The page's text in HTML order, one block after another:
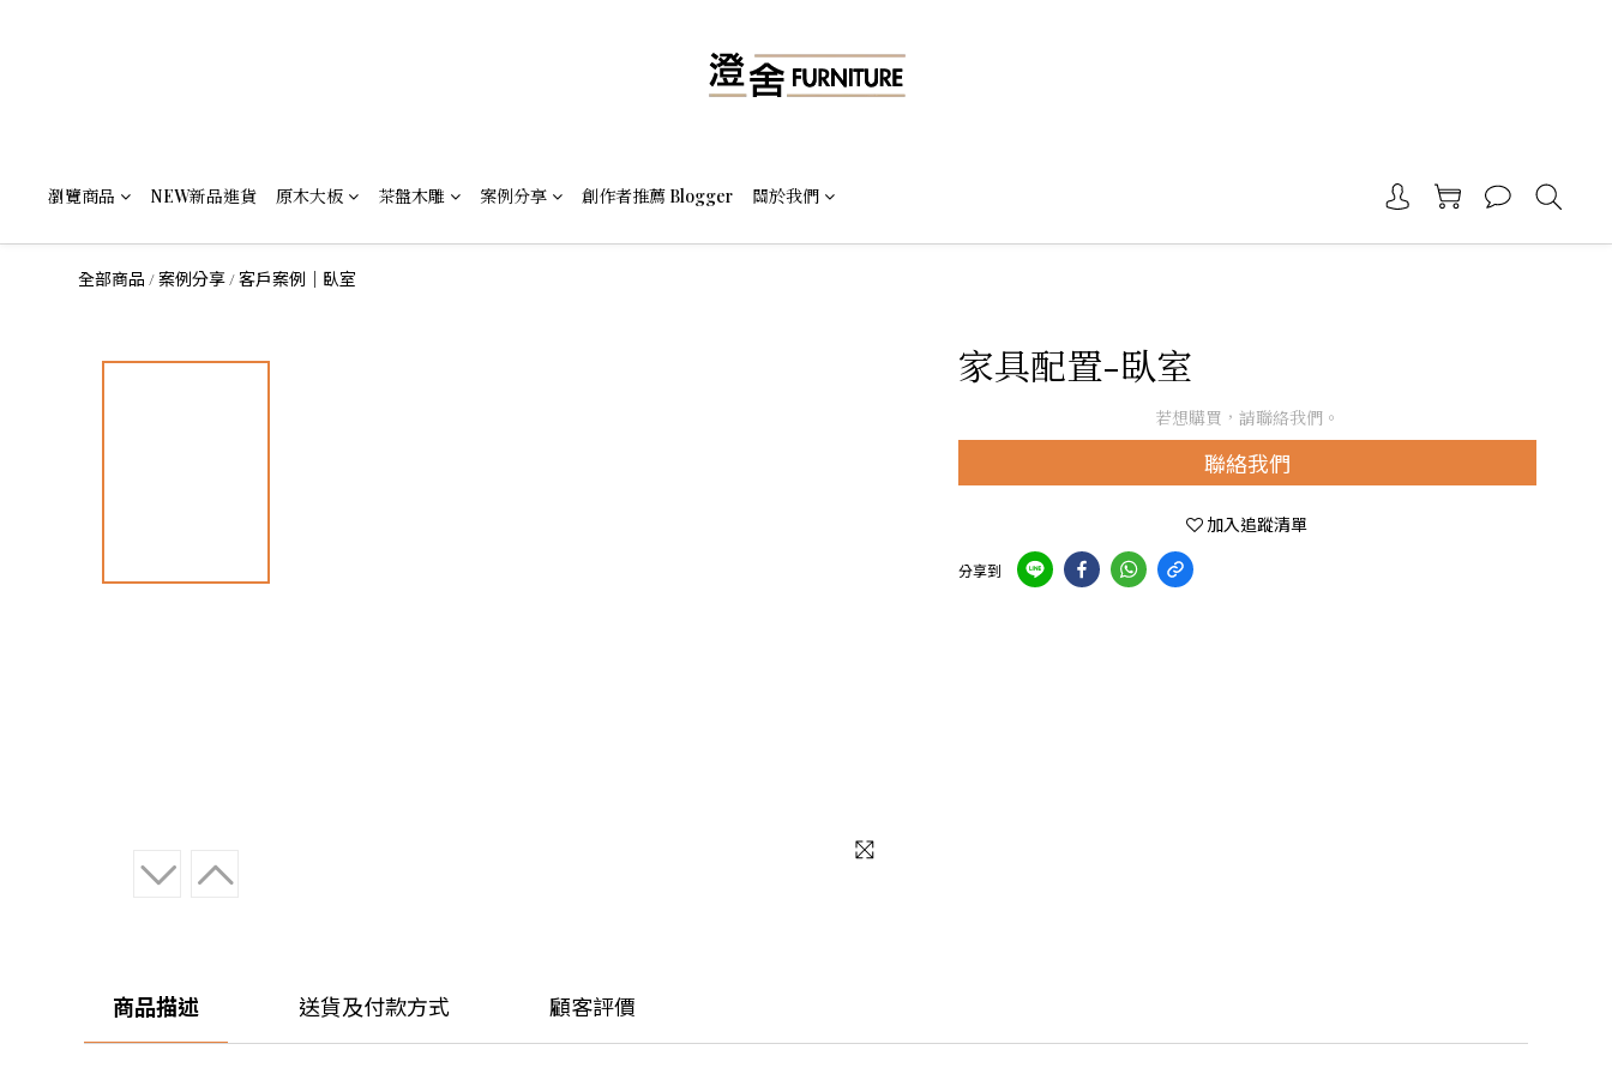
瀏覽商品 NEW新品進貨 原木大板 茶盤木雕 案例分享 創作者推薦 Blogger 關於我們
全部商品 /案例分享 /客戶案例｜臥室
家具配置-臥室
若想購買，請聯絡我們。
聯絡我們
加入追蹤清單
分享到
商品描述 送貨及付款方式 顧客評價